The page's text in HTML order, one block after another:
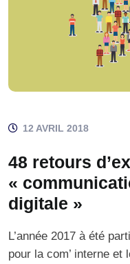
12 AVRIL 2018
48 retours
«
digitale »
L’année 2017 à été
pour la com’ interne